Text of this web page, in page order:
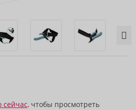
сейчас, чтобы просмотреть